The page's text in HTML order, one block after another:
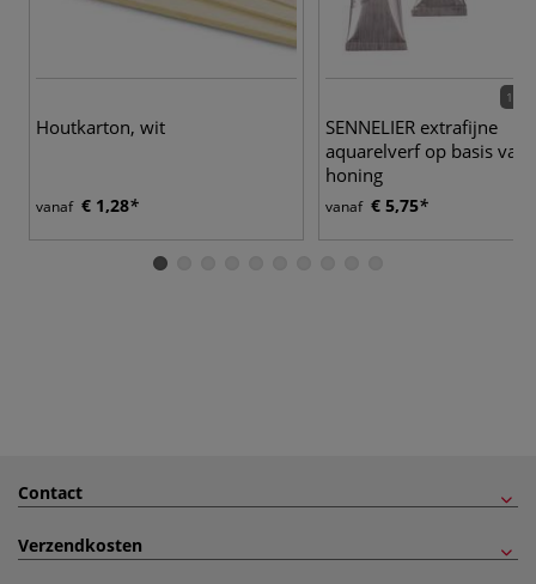
Houtkarton, wit
vanaf € 1,28
110
SENNELIER extrafijne
aquarelverf op basis van
honing
vanaf € 5,75
Contact
Verzendkosten